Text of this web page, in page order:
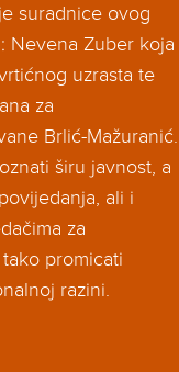
suradnice ovog
Nevena Zuber koja
uzrasta te
za
Brlić-Mažuranić.
širu javnost, a
ali i
za
promicati
razini.